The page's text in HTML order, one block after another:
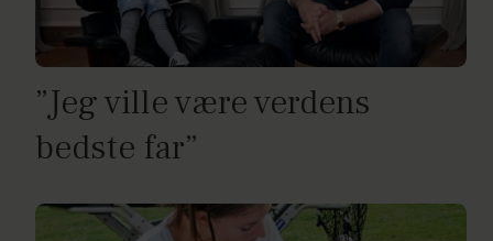
”Jeg ville være verdens
bedste far”